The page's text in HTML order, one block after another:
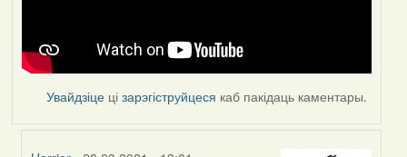
Увайдзіце цізарэгіструйцеся каб пакідаць каментары.